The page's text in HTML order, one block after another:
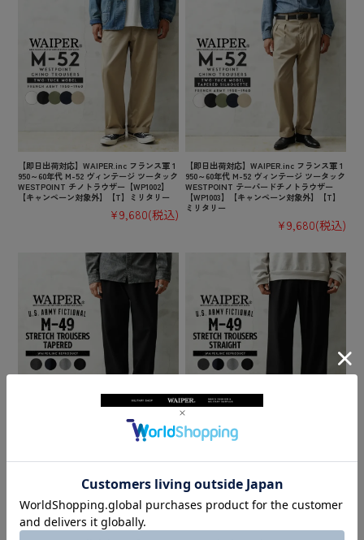
【即日出荷対応】WAIPER.inc フランス軍 1
950～60年代 M-52 ヴィンテージ ツータック
WESTPOINT チノトラウザー【WP1002】
【キャンペーン対象外】【T】ミリタリー
¥9,680(税込)
【即日出荷対応】WAIPER.inc フランス軍 1
950～60年代 M-52 ヴィンテージ ツータック
WESTPOINT テーパードチノトラウザー
【WP1003】【キャンペーン対象外】【T】
ミリタリー
¥9,680(税込)
【即日出荷対応】WAIPER.inc US ARMY FI
CTIONAL M-49 ストレッチトラウザー テー
象外】ミリタリー
¥14,300 (税込)
【即日出荷対応】WAIPER.inc US ARMY FI
CTIONAL M-49 ストレッチトラウザー スト
象外】ミリタリー